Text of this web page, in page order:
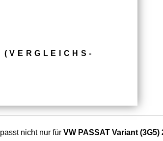
(VERGLEICHS­
passt nicht nur für VW PASSAT Variant (3G5)